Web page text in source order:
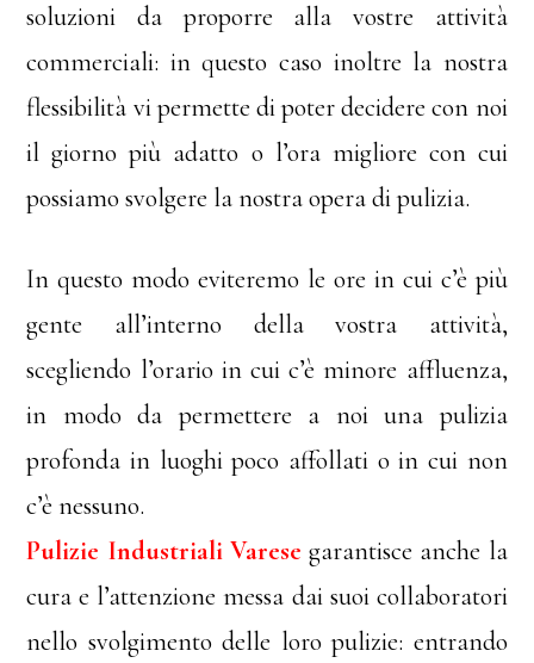
soluzioni da proporre alla vostre attività
commerciali: in questo caso inoltre la nostra
flessibilità vi permette di poter decidere con noi
il giorno più adatto o l’ora migliore con cui
possiamo svolgere la nostra opera di pulizia.
In questo modo eviteremo le ore in cui c’è più
gente all’interno della vostra attività,
scegliendo l’orario in cui c’è minore affluenza,
in modo da permettere a noi una pulizia
profonda in luoghi poco affollati o in cui non
c’è nessuno.
Pulizie Industriali Varese garantisce anche la
cura e l’attenzione messa dai suoi collaboratori
nello svolgimento delle loro pulizie: entrando